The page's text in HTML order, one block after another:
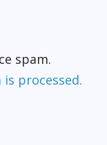
spam.
processed.